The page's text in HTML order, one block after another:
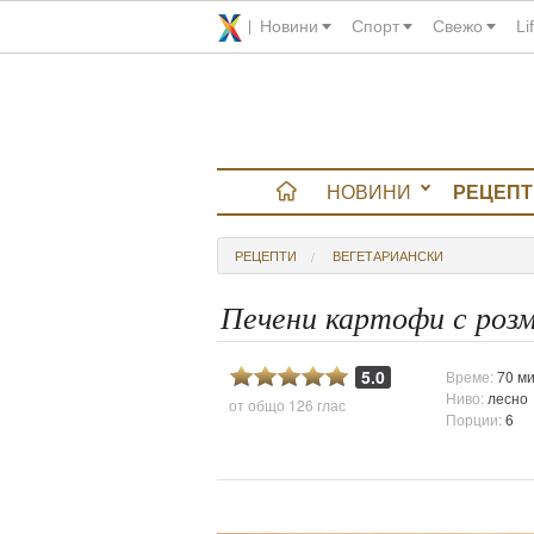
Новини Спорт Свежо
НОВИНИ
РЕЦЕПТИ ВЕГЕТАРИАНСКИ
Печени картофи с
5.0
от общо 126 глас
Време:70
Ниво: лесно
Порции:6